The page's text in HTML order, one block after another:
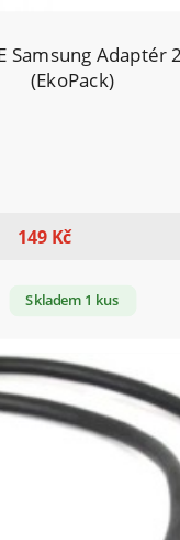
Samsung Adaptér
(EkoPack)
149 Kč
Skladem 1 kus